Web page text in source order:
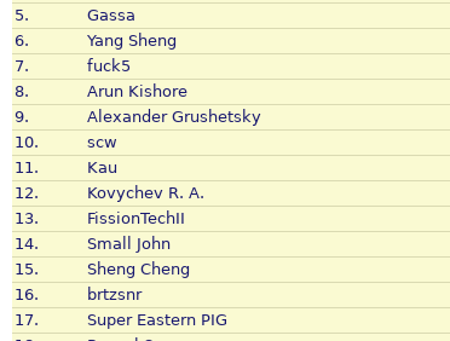
5.
Gassa
6. Yang Sheng
7.
fuck5
8. Arun Kishore
9.
Alexander Grushetsky
10.
scw
11. Kau
12.
Kovychev R. A.
13.
FissionTechII
14.
Small John
15. Sheng Cheng
16.
brtzsnr
17.
Super Eastern PIG